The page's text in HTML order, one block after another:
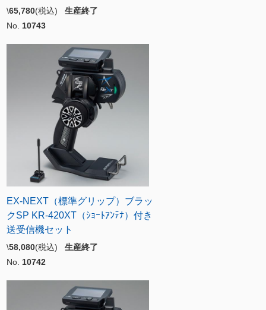
\65,780(税込) 生産終了
No. 10743
EX-NEXT（標準グリップ）ブラッ
クSP KR-420XT（ｼｮｰﾄｱﾝﾃﾅ）付き
送受信機セット
\58,080(税込) 生産終了
No. 10742